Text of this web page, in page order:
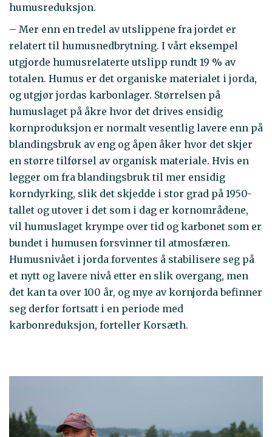
humusreduksjon.
– Mer enn en tredel av utslippene fra jordet er
relatert til humusnedbrytning. I vårt eksempel
utgjorde humusrelaterte utslipp rundt 19 % av
totalen. Humus er det organiske materialet i jorda,
og utgjør jordas karbonlager. Størrelsen på
humuslaget på åkre hvor det drives ensidig
kornproduksjon er normalt vesentlig lavere enn på
blandingsbruk av eng og åpen åker hvor det skjer
en større tilførsel av organisk materiale. Hvis en
legger om fra blandingsbruk til mer ensidig
korndyrking, slik det skjedde i stor grad på 1950-
tallet og utover i det som i dag er kornområdene,
vil humuslaget krympe over tid og karbonet som er
bundet i humusen forsvinner til atmosfæren.
Humusnivået i jorda forventes å stabilisere seg på
et nytt og lavere nivå etter en slik overgang, men
det kan ta over 100 år, og mye av kornjorda befinner
seg derfor fortsatt i en periode med
karbonreduksjon, forteller Korsæth.